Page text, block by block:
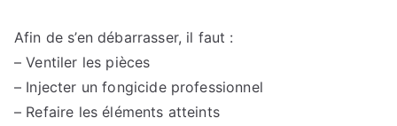
Afin de s’en débarrasser, il faut :
– Ventiler les pièces
– Injecter un fongicide professionnel
– Refaire les éléments atteints